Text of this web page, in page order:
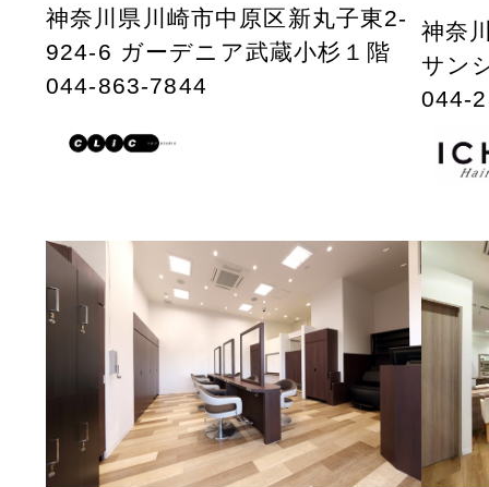
神奈川県川崎市中原区新丸子東2-
924-6 ガーデニア武蔵小杉１階
044-863-7844
神奈
サン
044-